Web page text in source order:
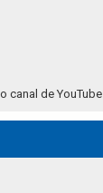
canal de YouTube